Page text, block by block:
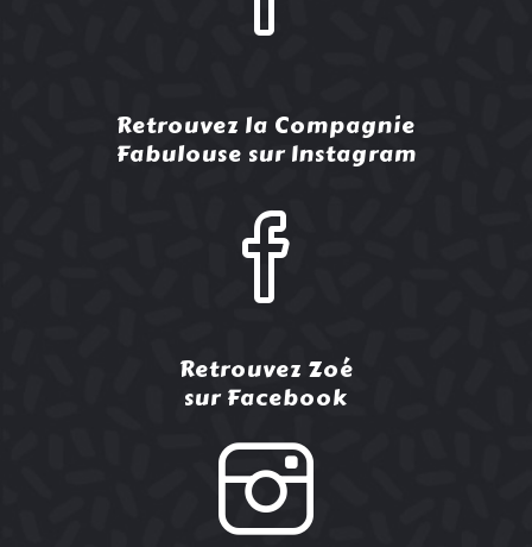
Retrouvez la Compagnie
Fabulouse sur Instagram
Retrouvez Zoé
sur Facebook